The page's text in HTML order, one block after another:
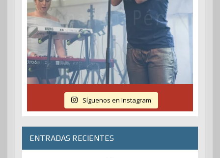
Síguenos en Instagram
ENTRADAS RECIENTES